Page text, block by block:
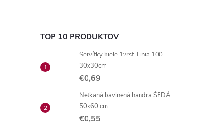
TOP 10 PRODUKTOV
Servítky biele 1vrst. Linia 100
30x30cm
€0,69
Netkaná bavlnená handra ŠEDÁ
50x60 cm
€0,55